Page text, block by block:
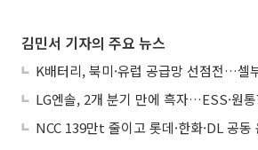
김민서 기자의 주요 뉴스